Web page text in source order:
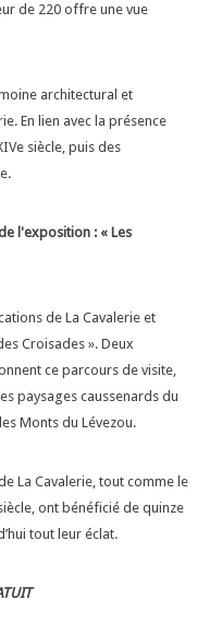
de 220 offre une vue
architectural et
En lien avec la présence
siècle, puis des
l'exposition : « Les
de La Cavalerie et
Croisades ». Deux
ce parcours de visite,
paysages caussenards du
Monts du Lévezou.
La Cavalerie, tout comme le
ont bénéficié de quinze
tout leur éclat.